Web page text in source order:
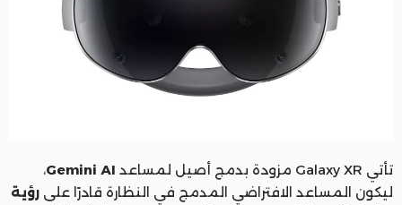
تأتي Galaxy XR مزودة بدمج أصيل لمساعد Gemini AI،
ليكون المساعد الافتراضي المدمج في النظارة قادرًا على رؤية